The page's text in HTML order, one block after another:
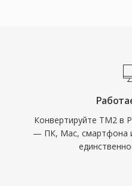
Конвертируйте TM2 в
— ПК, Mac, смартфона